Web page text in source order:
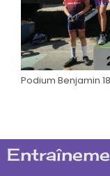
Podium Benjamin